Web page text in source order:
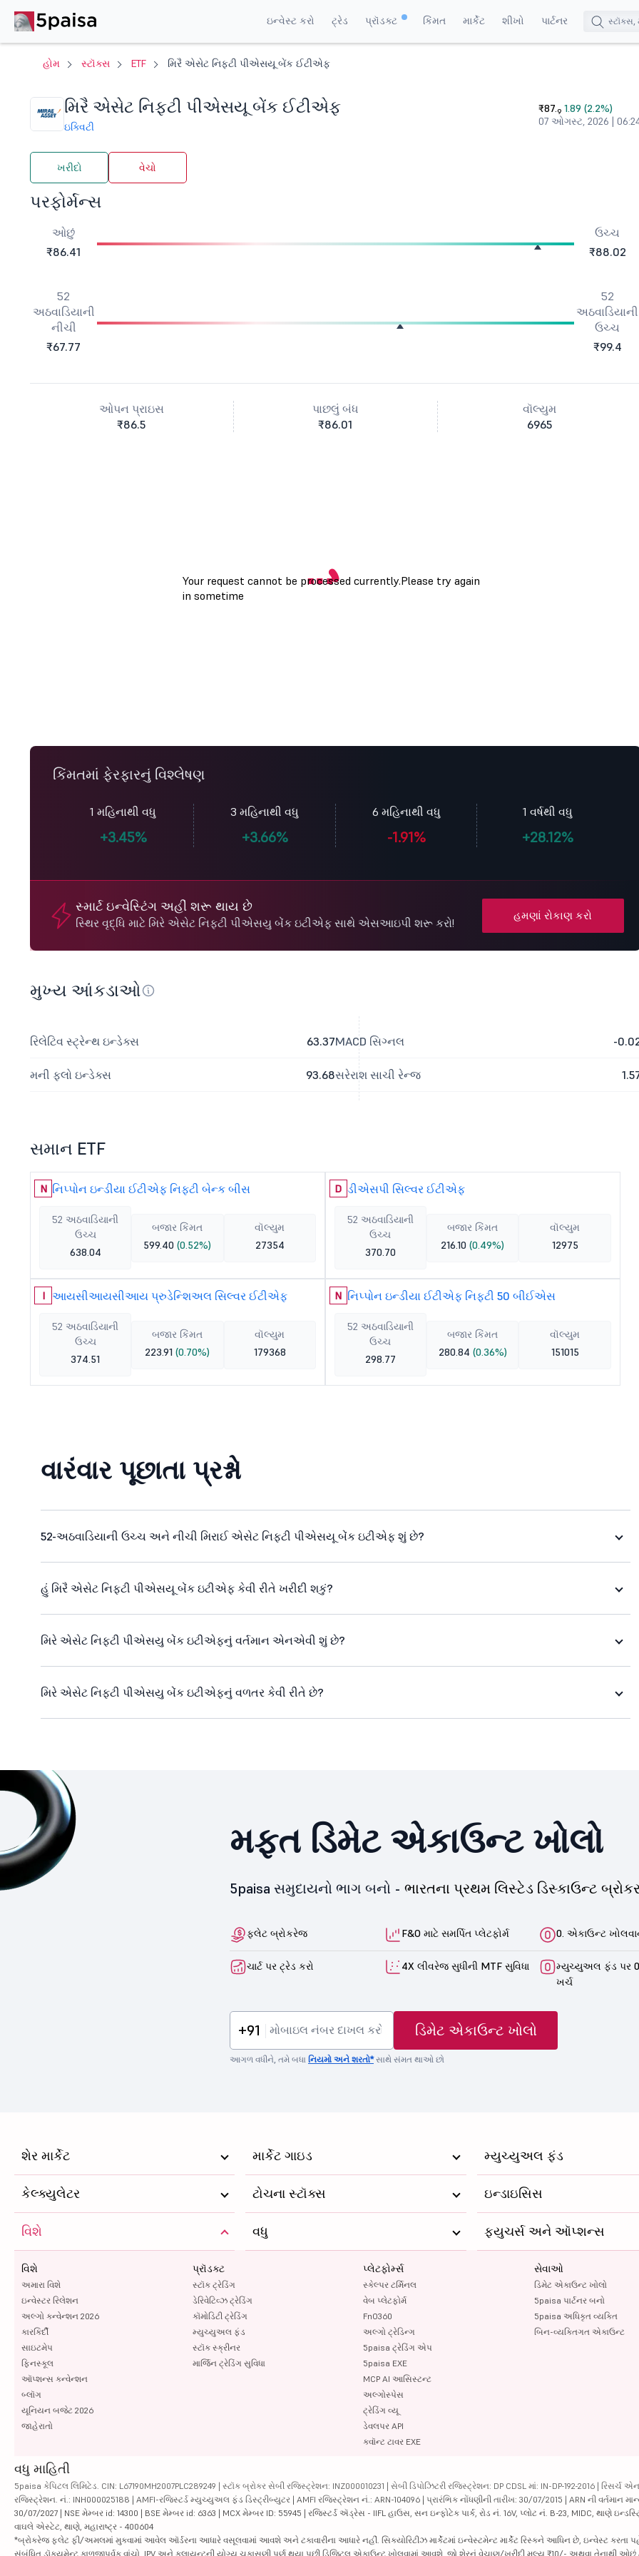
ઇન્વેસ્ટ કરો ટ્રેડ પ્રૉડક્ટ કિંમત માર્કેટ શીખો પાર્ટનર
હોમ સ્ટૉક્સ ETF મિરૈ એસેટ નિફ્ટી પીએસયૂ બેંક ઈટીએફ
મિરૈ એસેટ નિફ્ટી પીએસયૂ બેંક ઈટીએફ
ઇક્વિટી
₹87.9 1.89 (2.2%)
07 ઓગસ્ટ, 2026 |
ખરીદો વેચો
પરફોર્મન્સ
ઓછું
₹86.41
ઉચ્ચ
₹88.02
52
અઠવાડિયાની
નીચી
₹67.77
52
અઠવાડિયાની
ઉચ્ચ
₹99.4
ઓપન પ્રાઇસ
₹86.5
પાછલું બંધ
₹86.01
વૉલ્યુમ
6965
કિંમતમાં ફેરફારનું વિશ્લેષણ
1 મહિનાથી વધુ
+3.45%
3 મહિનાથી વધુ
+3.66%
6 મહિનાથી વધુ
-1.91%
1 વર્ષથી વધુ
+28.12%
સ્માર્ટ ઇન્વેસ્ટિંગ અહીં શરૂ થાય છે
સ્થિર વૃદ્ધિ માટે મિરે એસેટ નિફ્ટી પીએસયુ બેંક ઇટીએફ સાથે એસઆઇપી શરૂ કરો!
હમણાં રોકાણ કરો
મુખ્ય આંકડાઓ
રિલેટિવ સ્ટ્રેન્થ ઇન્ડેક્સ 63.37
મની ફ્લો ઇન્ડેક્સ 93.68
MACD સિગ્નલ -
સરેરાશ સાચી રેન્જ
સમાન ETF
N નિપ્પોન ઇન્ડીયા ઈટીએફ નિફ્ટી બેન્ક બીસ
52 અઠવાડિયાની
ઉચ્ચ
638.04
બજાર કિંમત
599.40(0.52%)
વૉલ્યુમ
27354
D ડીએસપી સિલ્વર ઈટીએફ
52 અઠવાડિયાની
ઉચ્ચ
370.70
બજાર કિંમત
216.10(0.49%)
વૉલ્યુમ
12975
I આયસીઆયસીઆય પ્રુડેન્શિઅલ સિલ્વર ઈટીએફ
52 અઠવાડિયાની
ઉચ્ચ
374.51
બજાર કિંમત
223.91(0.70%)
વૉલ્યુમ
179368
N નિપ્પોન ઇન્ડીયા ઈટીએફ નિફ્ટી 50 બીઈએસ
52 અઠવાડિયાની
ઉચ્ચ
298.77
બજાર કિંમત
280.84 (0.36%)
વૉલ્યુમ
151015
વારંવાર પૂછાતા પ્રશ્નો
52-અઠવાડિયાની ઉચ્ચ અને નીચી મિરાઈ એસેટ નિફ્ટી પીએસયૂ બેંક ઇટીએફ શું છે?
હું મિરૈ એસેટ નિફ્ટી પીએસયૂ બેંક ઇટીએફ કેવી રીતે ખરીદી શકું?
મિરે એસેટ નિફ્ટી પીએસયુ બેંક ઇટીએફનું વર્તમાન એનએવી શું છે?
મિરે એસેટ નિફ્ટી પીએસયુ બેંક ઇટીએફનું વળતર કેવી રીતે છે?
મફત ડિમેટ એકાઉન્ટ ખોલો
5paisa સમુદાયનો ભાગ બનો - ભારતના પ્રથમ લિસ્ટેડ ડિસ્કાઉન્ટ
ફ્લેટ બ્રોકરેજ F&O માટે સમર્પિત પ્લેટફોર્મ 0. એકાઉન્ટ
ચાર્ટ પર ટ્રેડ કરો 4X લીવરેજ સુધીની MTF સુવિધા
મ્યુચ્યુઅલ ફંડ પર
ખર્ચ
+91 ડિમેટ એકાઉન્ટ ખોલો
આગળ વધીને, તમે બધા નિયમો અને શરતો*સાથે સંમત થાઓ છો
શેર માર્કેટ માર્કેટ ગાઇડ મ્યુચ્યુઅલ ફંડ
કેલ્ક્યુલેટર ટોચના સ્ટૉક્સ ઇન્ડાઇસિસ
વિશે
વિશે
અમારા વિશે
ઇન્વેસ્ટર રિલેશન
અલ્ગો કન્વેન્શન 2026
કારકિર્દી
સાઇટમેપ
ફિનસ્કૂલ
ઑપ્શન્સ કન્વેન્શન
બ્લૉગ
યૂનિયન બજેટ 2026
જાહેરાતો
પ્રૉડક્ટ
સ્ટૉક ટ્રેડિંગ
ડેરિવેટિવ્ઝ ટ્રેડિંગ
કૉમોડિટી ટ્રેડિંગ
મ્યુચ્યુઅલ ફંડ
સ્ટૉક સ્ક્રીનર
માર્જિન ટ્રેડિંગ સુવિધા
પ્લેટફોર્મ્સ
સ્કેલ્પર ટર્મિનલ
વેબ પ્લેટફોર્મ
FnO360
અલ્ગો ટ્રેડિન્ગ
5paisa ટ્રેડિંગ એપ
5paisa EXE
MCP AI આસિસ્ટન્ટ
અલ્ગોસ્પેસ
ટ્રેડિંગ વ્યૂ
ડેવલપર API
ક્વૉન્ટ ટાવર EXE
સેવાઓ
ડિમેટ એકાઉન્ટ ખોલો
5paisa પાર્ટનર બનો
5paisa અધિકૃત વ્યક્તિ
બિન-વ્યક્તિગત એકાઉન્ટ
વધુ ફ્યુચર્સ અને ઑપ્શન્સ
વધુ માહિતી
5paisa કેપિટલ લિમિટેડ. CIN: L67190MH2007PLC289249 | સ્ટૉક બ્રોકર સેબી રજિસ્ટ્રેશન: INZ000010231 | સેબી ડિપોઝિટરી રજિસ્ટ્રેશન: DP CDSL માં: IN-DP-192-2016 | રિસર્ચ
રજિસ્ટ્રેશન. નં.: INH000025188 | AMFI-રજિસ્ટર્ડ મ્યુચ્યુઅલ ફંડ ડિસ્ટ્રીબ્યુટર | AMFI રજિસ્ટ્રેશન નં.: ARN-104096 | પ્રારંભિક નોંધણીની તારીખ: 30/07/2015 | ARN ની વર્તમાન
30/07/2027 | NSE મેમ્બર id: 14300 | BSE મેમ્બર id: 6363 | MCX મેમ્બર ID: 55945 | રજિસ્ટર્ડ ઍડ્રેસ - IIFL હાઉસ, સન ઇન્ફોટેક પાર્ક, રોડ નં. 16V, પ્લોટ નં. B-23, MIDC, થાણે
વાઘલે એસ્ટેટ, થાણે, મહારાષ્ટ્ર - 400604
*બ્રોકરેજ ફ્લેટ ફી/અમલમાં મુકવામાં આવેલ ઑર્ડરના આધારે વસૂલવામાં આવશે અને ટકાવારીના આધારે નહીં. સિક્યોરિટીઝ માર્કેટમાં ઇન્વેસ્ટમેન્ટ માર્કેટ રિસ્કને આધિન છે, ઇન્વેસ્ટ કરતા
સંબંધિત ડૉક્યૂમેન્ટ કાળજીપૂર્વક વાંચો. IPV અને ક્લાયન્ટની યોગ્ય ચકાસણી પૂર્ણ થયા પછી ડિજિટલ એકાઉન્ટ ખોલવામાં આવશે. જો શેરનું વેચાણ/ખરીદી મૂલ્ય ₹10/- અથવા તેનાથી ઓછું